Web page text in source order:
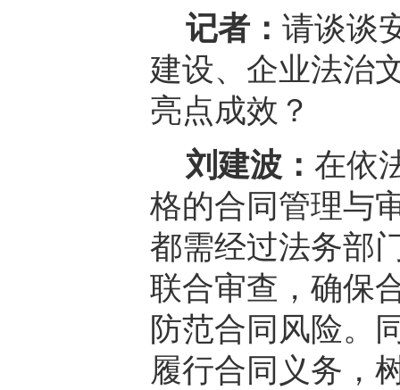
记者： 请谈谈
建设、企业法治
亮点成效？
刘建波： 在依
格的合同管理与
都需经过法务部
联合审查，确保
防范合同风险。
履行合同义务，